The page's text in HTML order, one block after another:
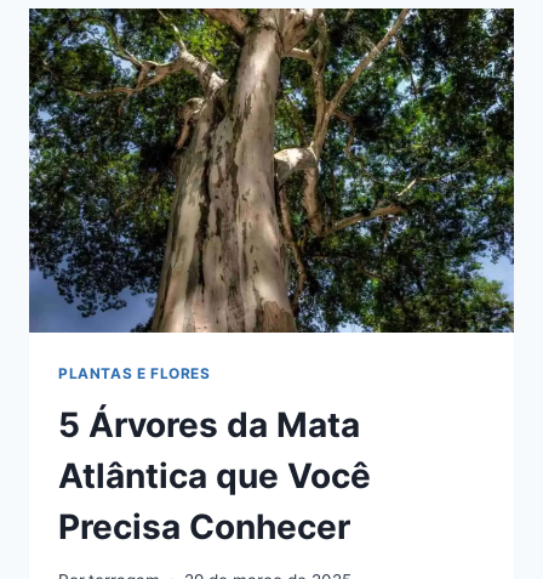
MORRENDO
DE
SEDE
(E
POR
QUE
REGAR
POR
CIMA
NÃO
FUNCIONA)
PLANTAS E FLORES
5 Árvores da Mata
Atlântica que Você
Precisa Conhecer